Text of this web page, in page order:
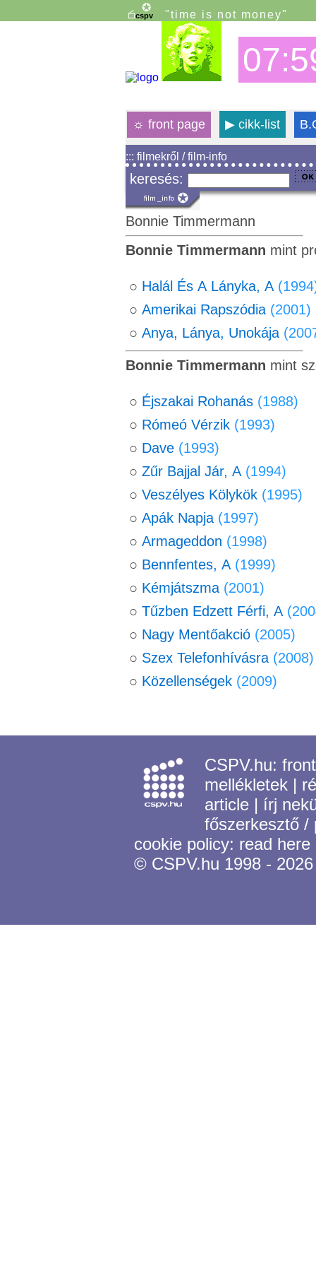
"time is not money"
☼ front page ▶cikk-list
::: filmekről / film-info
keresés:
Bonnie Timmermann
Bonnie Timmermann mint
○ Halál És A Lányka, A
○ Amerikai Rapszódia (2001)
○ Anya, Lánya, Unokája
Bonnie Timmermann mint
○ Éjszakai Rohanás (1988)
○ Rómeó Vérzik (1993)
○ Dave (1993)
○ Zűr Bajjal Jár, A (1994)
○ Veszélyes Kölykök (1995)
○ Apák Napja (1997)
○ Armageddon (1998)
○ Bennfentes, A (1999)
○ Kémjátszma (2001)
○ Tűzben Edzett Férfi, A
○ Nagy Mentőakció (2005)
○ Szex Telefonhívásra (2008)
○ Közellenségek (2009)
CSPV.hu:
mellékletek |
article | írj
főszerkesztő
cookie policy: read here
© CSPV.hu 1998 - 2026